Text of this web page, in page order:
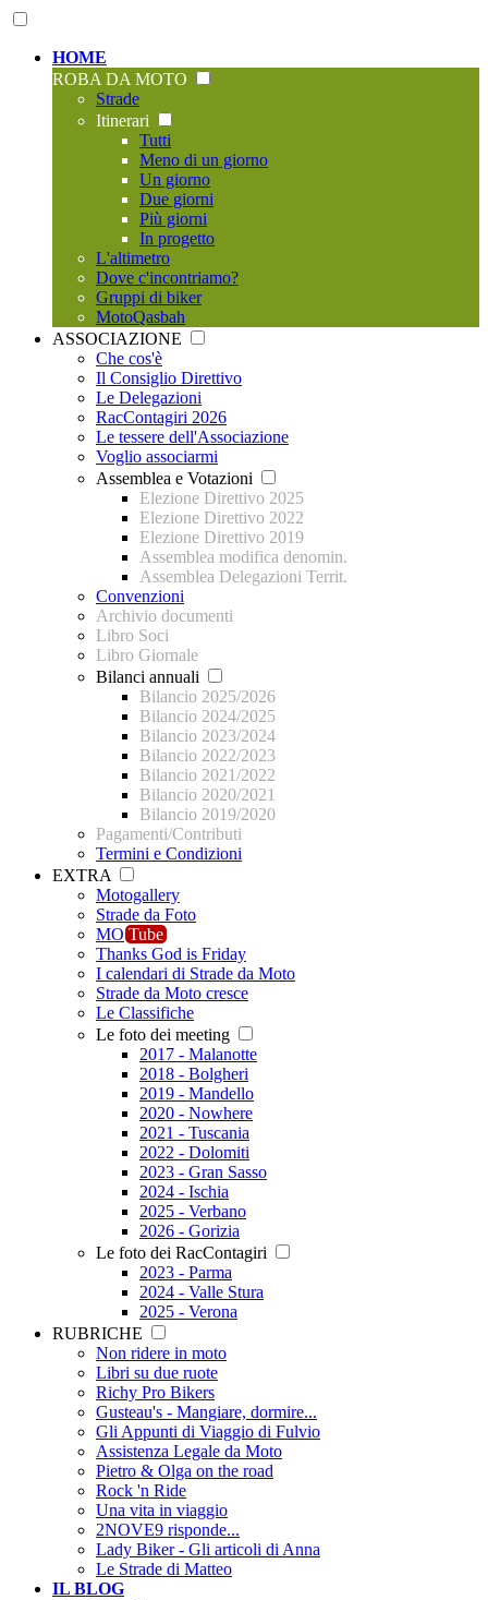
HOME
ROBA DA MOTO
Strade
Itinerari
Tutti
Meno di un giorno
Un giorno
Due giorni
Più giorni
In progetto
L'altimetro
Dove c'incontriamo?
Gruppi di biker
MotoQasbah
ASSOCIAZIONE
Che cos'è
Il Consiglio Direttivo
Le Delegazioni
RacContagiri 2026
Le tessere dell'Associazione
Voglio associarmi
Assemblea e Votazioni
Elezione Direttivo 2025
Elezione Direttivo 2022
Elezione Direttivo 2019
Assemblea modifica denomin.
Assemblea Delegazioni Territ.
Convenzioni
Archivio documenti
Libro Soci
Libro Giornale
Bilanci annuali
Bilancio 2025/2026
Bilancio 2024/2025
Bilancio 2023/2024
Bilancio 2022/2023
Bilancio 2021/2022
Bilancio 2020/2021
Bilancio 2019/2020
Pagamenti/Contributi
Termini e Condizioni
EXTRA
Motogallery
Strade da Foto
MO Tube
Thanks God is Friday
I calendari di Strade da Moto
Strade da Moto cresce
Le Classifiche
Le foto dei meeting
2017 - Malanotte
2018 - Bolgheri
2019 - Mandello
2020 - Nowhere
2021 - Tuscania
2022 - Dolomiti
2023 - Gran Sasso
2024 - Ischia
2025 - Verbano
2026 - Gorizia
Le foto dei RacContagiri
2023 - Parma
2024 - Valle Stura
2025 - Verona
RUBRICHE
Non ridere in moto
Libri su due ruote
Richy Pro Bikers
Gusteau's - Mangiare, dormire...
Gli Appunti di Viaggio di Fulvio
Assistenza Legale da Moto
Pietro & Olga on the road
Rock 'n Ride
Una vita in viaggio
2NOVE9 risponde...
Lady Biker - Gli articoli di Anna
Le Strade di Matteo
IL BLOG